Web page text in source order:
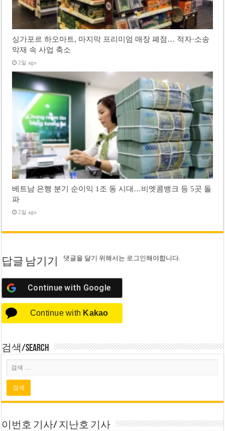
싱가포르 하오마트, 마지막 프리미엄 매장 폐점… 적자·소송
악재 속 사업 축소
2일 ago
베트남 은행 분기 순이익 1조 동 시대…비엣콤뱅크 등 5곳 돌
파
2일 ago
답글 남기기 댓글을 달기 위해서는 로그인해야합니다.
Continue with Google
Continue with Kakao
검색/Search
이번호 기사/ 지난호 기사